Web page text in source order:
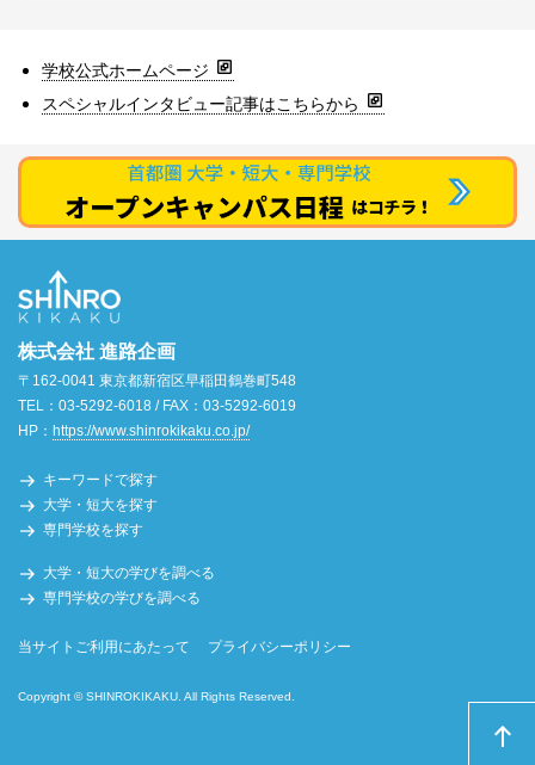
学校公式ホームページ
スペシャルインタビュー記事はこちらから
株式会社 進路企画
〒162-0041 東京都新宿区早稲田鶴巻町548
TEL：03-5292-6018 / FAX：03-5292-6019
HP： https://www.shinrokikaku.co.jp/
キーワードで探す
大学・短大を探す
専門学校を探す
大学・短大の学びを調べる
専門学校の学びを調べる
当サイトご利用にあたって プライバシーポリシー
Copyright © SHINROKIKAKU. All Rights Reserved.